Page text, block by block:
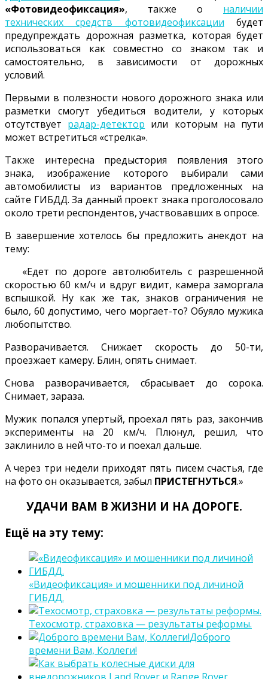
«Фотовидеофиксация», также о наличии
технических средств фотовидеофиксации будет
предупреждать дорожная разметка, которая будет
использоваться как совместно со знаком так и
самостоятельно, в зависимости от дорожных
условий.
Первыми в полезности нового дорожного знака или
разметки смогут убедиться водители, у которых
отсутствует радар-детектор или которым на пути
может встретиться «стрелка».
Также интересна предыстория появления этого
знака, изображение которого выбирали сами
автомобилисты из вариантов предложенных на
сайте ГИБДД. За данный проект знака проголосовало
около трети респондентов, участвовавших в опросе.
В завершение хотелось бы предложить анекдот на
тему:
«Едет по дороге автолюбитель с разрешенной
скоростью 60 км/ч и вдруг видит, камера заморгала
вспышкой. Ну как же так, знаков ограничения не
было, 60 допустимо, чего моргает-то? Обуяло мужика
любопытство.
Разворачивается. Снижает скорость до 50-ти,
проезжает камеру. Блин, опять снимает.
Снова разворачивается, сбрасывает до сорока.
Снимает, зараза.
Мужик попался упертый, проехал пять раз, закончив
эксперименты на 20 км/ч. Плюнул, решил, что
заклинило в ней что-то и поехал дальше.
А через три недели приходят пять писем счастья, где
на фото он оказывается, забыл ПРИСТЕГНУТЬСЯ.»
УДАЧИ ВАМ В ЖИЗНИ И НА ДОРОГЕ.
Ещё на эту тему:
«Видеофиксация» и мошенники под личиной
ГИБДД.
Техосмотр, страховка — результаты реформы.
Доброго
времени Вам, Коллеги!